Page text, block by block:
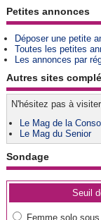
Petites annonces
Déposer une petite
Toutes les petites
Les annonces par
Autres sites
N'hésitez pas à
Le Mag de la Conso
Le Mag du Senior
Sondage
Seuil
Femme solo